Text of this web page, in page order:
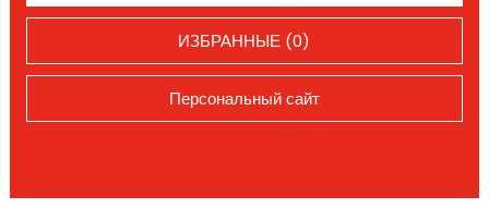
ИЗБРАННЫЕ (0)
Персональный сайт